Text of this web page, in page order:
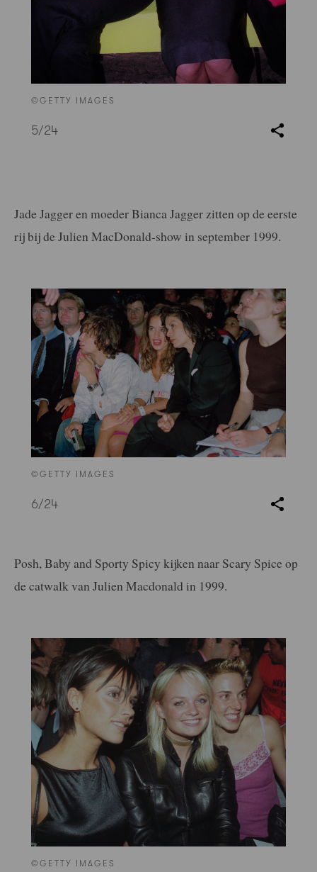
©GETTY IMAGES
5/24
Jade Jagger en moeder Bianca Jagger zitten op de eerste
rij bij de Julien MacDonald-show in september 1999.
©GETTY IMAGES
6/24
Posh, Baby and Sporty Spicy kijken naar Scary Spice op
de catwalk van Julien Macdonald in 1999.
©GETTY IMAGES